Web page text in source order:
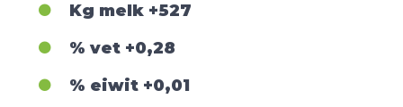
Kg melk +527
% vet +0,28
% eiwit +0,01